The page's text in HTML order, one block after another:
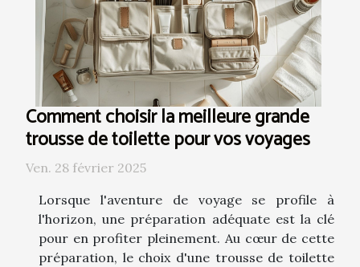
Comment choisir la meilleure grande
trousse de toilette pour vos voyages
Ven. 28 février 2025
Lorsque l'aventure de voyage se profile à
l'horizon, une préparation adéquate est la clé
pour en profiter pleinement. Au cœur de cette
préparation, le choix d'une trousse de toilette